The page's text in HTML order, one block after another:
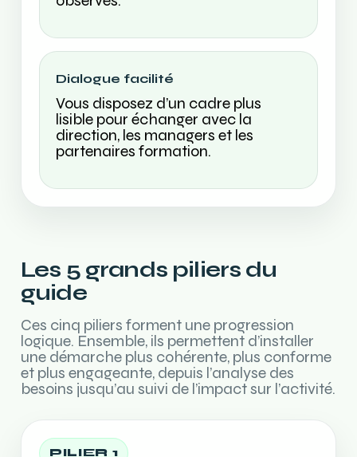
Dialogue facilité
Vous disposez d’un cadre plus
lisible pour échanger avec la
direction, les managers et les
partenaires formation.
Les 5 grands piliers du
guide
Ces cinq piliers forment une progression
logique. Ensemble, ils permettent d’installer
une démarche plus cohérente, plus conforme
et plus engageante, depuis l’analyse des
besoins jusqu’au suivi de l’impact sur l’activité.
PILIER 1